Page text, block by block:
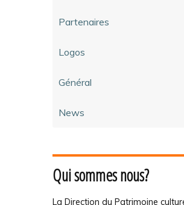
Partenaires
Logos
Général
News
Qui sommes nous?
La Direction du Patrimoine